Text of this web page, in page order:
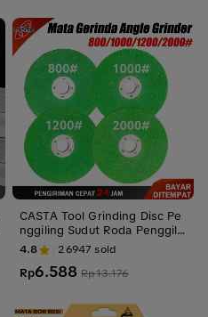
CASTA Tool Grinding Disc Pe
nggiling Sudut Roda Penggili
ng Peralatan Dapur Rumah R
oda Penggiling Roda Penggili
ng Logam Tebal
4.8 26947 sold
Rp6.588 Rp13.176